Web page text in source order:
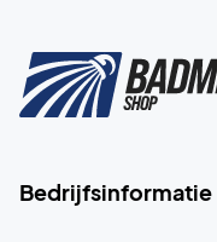
Bedrijfsinformatie